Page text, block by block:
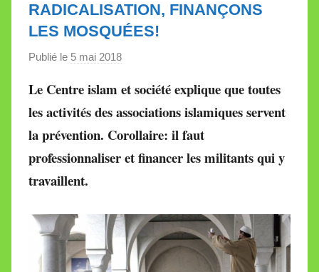
RADICALISATION, FINANÇONS
LES MOSQUÉES!
Publié le 5 mai 2018
r
M
i
l
e
Le Centre islam et société explique que toutes
les activités des associations islamiques servent
la prévention. Corollaire: il faut
professionnaliser et financer les militants qui y
travaillent.